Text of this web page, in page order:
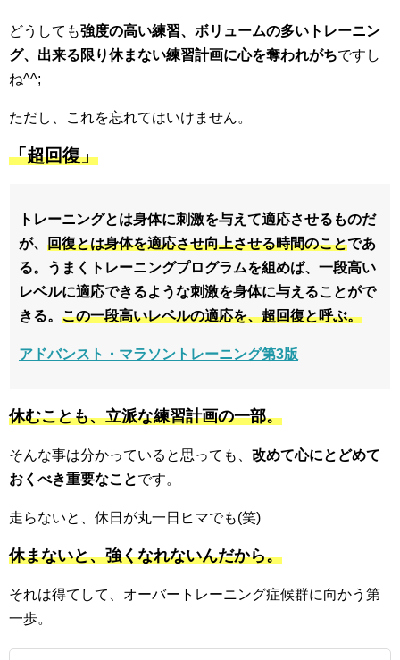
どうしても強度の高い練習、ボリュームの多いトレーニン
グ、出来る限り休まない練習計画に心を奪われがちですし
ね^^;
ただし、これを忘れてはいけません。
「超回復」
トレーニングとは身体に刺激を与えて適応させるものだ
が、 回復とは身体を適応させ向上させる時間のことであ
る。うまくトレーニングプログラムを組めば、一段高い
レベルに適応できるような刺激を身体に与えることがで
きる。 この一段高いレベルの適応を、超回復と呼ぶ。
アドバンスト・マラソントレーニング第3版
休むことも、立派な練習計画の一部。
そんな事は分かっていると思っても、 改めて心にとどめて
おくべき重要なことです。
走らないと、休日が丸一日ヒマでも(笑)
休まないと、強くなれないんだから。
それは得てして、オーバートレーニング症候群に向かう第
一歩。